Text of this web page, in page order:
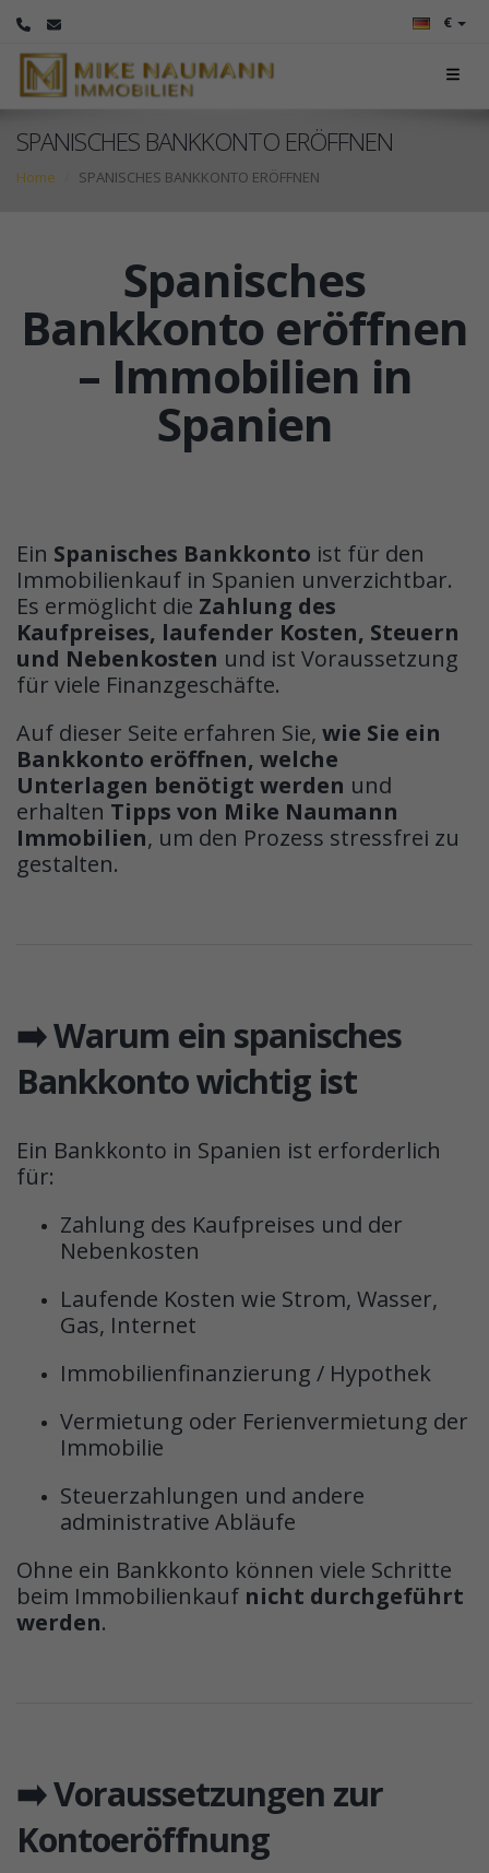
€
SPANISCHES BANKKONTO ERÖFFNEN
Home SPANISCHES BANKKONTO ERÖFFNEN
Spanisches
Bankkonto eröffnen
– Immobilien in
Spanien
Ein Spanisches Bankkonto ist für den
Immobilienkauf in Spanien unverzichtbar.
Es ermöglicht die Zahlung des
Kaufpreises, laufender Kosten, Steuern
und Nebenkosten und ist Voraussetzung
für viele Finanzgeschäfte.
Auf dieser Seite erfahren Sie, wie Sie ein
Bankkonto eröffnen, welche
Unterlagen benötigt werden und
erhalten Tipps von Mike Naumann
Immobilien, um den Prozess stressfrei zu
gestalten.
➡️ Warum ein spanisches
Bankkonto wichtig ist
Ein Bankkonto in Spanien ist erforderlich
für:
Zahlung des Kaufpreises und der
Nebenkosten
Laufende Kosten wie Strom, Wasser,
Gas, Internet
Immobilienfinanzierung / Hypothek
Vermietung oder Ferienvermietung der
Immobilie
Steuerzahlungen und andere
administrative Abläufe
Ohne ein Bankkonto können viele Schritte
beim Immobilienkauf nicht durchgeführt
werden.
➡️ Voraussetzungen zur
Kontoeröffnung